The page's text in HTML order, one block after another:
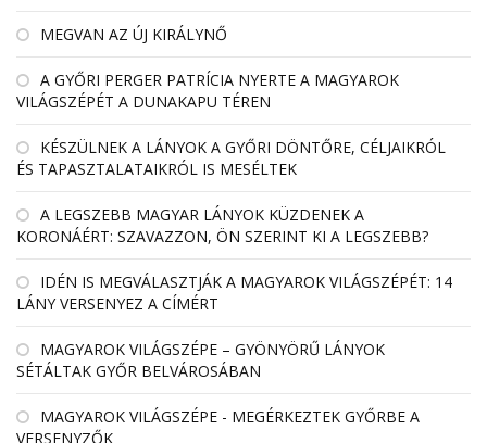
MEGVAN AZ ÚJ KIRÁLYNŐ
A GYŐRI PERGER PATRÍCIA NYERTE A MAGYAROK
VILÁGSZÉPÉT A DUNAKAPU TÉREN
KÉSZÜLNEK A LÁNYOK A GYŐRI DÖNTŐRE, CÉLJAIKRÓL
ÉS TAPASZTALATAIKRÓL IS MESÉLTEK
A LEGSZEBB MAGYAR LÁNYOK KÜZDENEK A
KORONÁÉRT: SZAVAZZON, ÖN SZERINT KI A LEGSZEBB?
IDÉN IS MEGVÁLASZTJÁK A MAGYAROK VILÁGSZÉPÉT: 14
LÁNY VERSENYEZ A CÍMÉRT
MAGYAROK VILÁGSZÉPE – GYÖNYÖRŰ LÁNYOK
SÉTÁLTAK GYŐR BELVÁROSÁBAN
MAGYAROK VILÁGSZÉPE - MEGÉRKEZTEK GYŐRBE A
VERSENYZŐK